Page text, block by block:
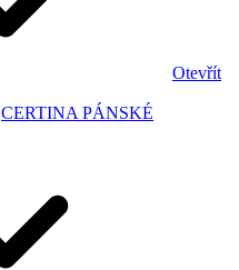
Otevřít
CERTINA PÁNSKÉ